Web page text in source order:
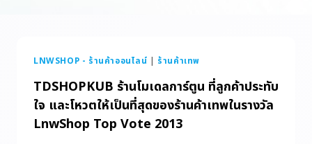
LNWSHOP - ร้านค้าออนไลน์ | ร้านค้าเทพ
TDSHOPKUB ร้านโมเดลการ์ตูน ที่ลูกค้าประทับ
ใจ และโหวตให้เป็นที่สุดของร้านค้าเทพในรางวัล
LnwShop Top Vote 2013